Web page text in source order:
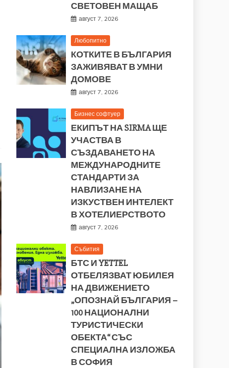
СВЕТОВЕН МАЩАБ
август 7, 2026
Любопитно
КОТКИТЕ В БЪЛГАРИЯ
ЗАЖИВЯВАТ В УМНИ
ДОМОВЕ
август 7, 2026
Бизнес софтуер
ЕКИПЪТ НА SIRMA ЩЕ
УЧАСТВА В
СЪЗДАВАНЕТО НА
МЕЖДУНАРОДНИТЕ
СТАНДАРТИ ЗА
НАВЛИЗАНЕ НА
ИЗКУСТВЕН ИНТЕЛЕКТ
В ХОТЕЛИЕРСТВОТО
август 7, 2026
Събития
БТС И YETTEL
ОТБЕЛЯЗВАТ ЮБИЛЕЯ
НА ДВИЖЕНИЕТО
„ОПОЗНАЙ БЪЛГАРИЯ –
100 НАЦИОНАЛНИ
ТУРИСТИЧЕСКИ
ОБЕКТА“ СЪС
СПЕЦИАЛНА ИЗЛОЖБА
В СОФИЯ